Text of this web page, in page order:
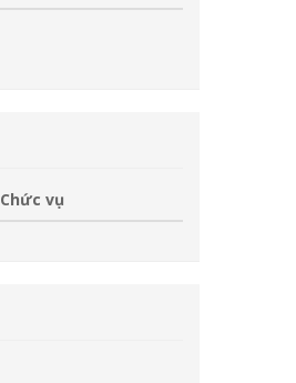
Chức vụ